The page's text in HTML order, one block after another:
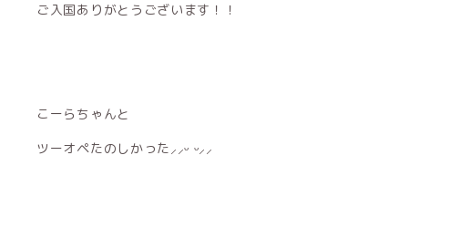
ご入国ありがとうございます！！
こーらちゃんと
ツーオペたのしかった⸝⸝ᵕ ᵕ⸝⸝